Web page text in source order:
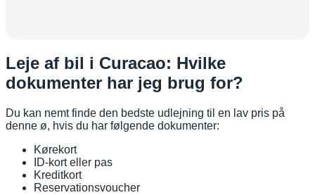
Leje af bil i Curacao: Hvilke
dokumenter har jeg brug for?
Du kan nemt finde den bedste udlejning til en lav pris på
denne ø, hvis du har følgende dokumenter:
Kørekort
ID-kort eller pas
Kreditkort
Reservationsvoucher